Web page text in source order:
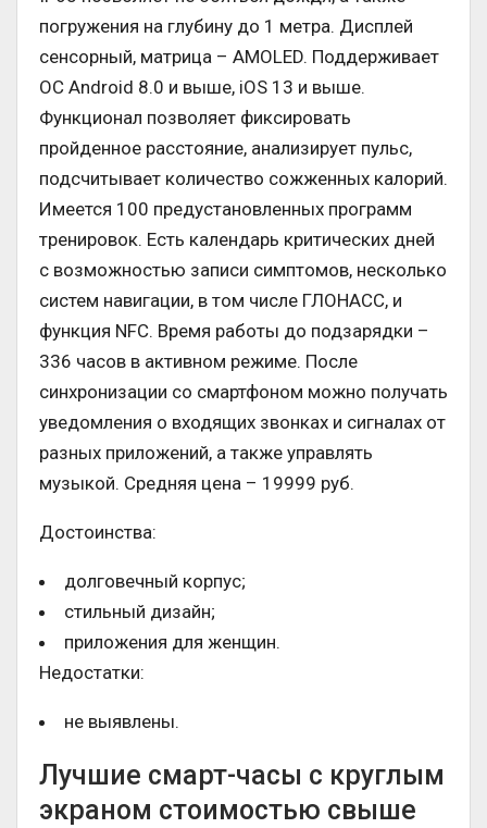
погружения на глубину до 1 метра. Дисплей
сенсорный, матрица – AMOLED. Поддерживает
ОС Android 8.0 и выше, iOS 13 и выше.
Функционал позволяет фиксировать
пройденное расстояние, анализирует пульс,
подсчитывает количество сожженных калорий.
Имеется 100 предустановленных программ
тренировок. Есть календарь критических дней
с возможностью записи симптомов, несколько
систем навигации, в том числе ГЛОНАСС, и
функция NFC. Время работы до подзарядки –
336 часов в активном режиме. После
синхронизации со смартфоном можно получать
уведомления о входящих звонках и сигналах от
разных приложений, а также управлять
музыкой. Средняя цена – 19999 руб.
Достоинства:
долговечный корпус;
стильный дизайн;
приложения для женщин.
Недостатки:
не выявлены.
Лучшие смарт-часы с круглым
экраном стоимостью свыше